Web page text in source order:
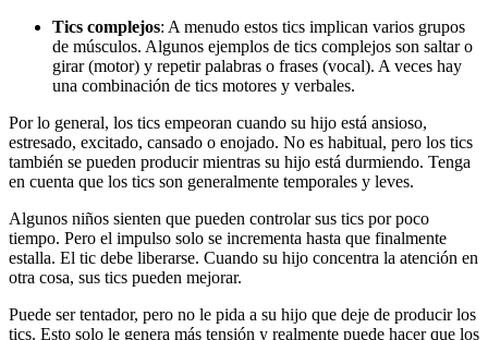
Tics complejos: A menudo estos tics implican varios grupos
de músculos. Algunos ejemplos de tics complejos son saltar o
girar (motor) y repetir palabras o frases (vocal). A veces hay
una combinación de tics motores y verbales.
Por lo general, los tics empeoran cuando su hijo está ansioso,
estresado, excitado, cansado o enojado. No es habitual, pero los tics
también se pueden producir mientras su hijo está durmiendo. Tenga
en cuenta que los tics son generalmente temporales y leves.
Algunos niños sienten que pueden controlar sus tics por poco
tiempo. Pero el impulso solo se incrementa hasta que finalmente
estalla. El tic debe liberarse. Cuando su hijo concentra la atención en
otra cosa, sus tics pueden mejorar.
Puede ser tentador, pero no le pida a su hijo que deje de producir los
tics. Esto solo le genera más tensión y realmente puede hacer que los